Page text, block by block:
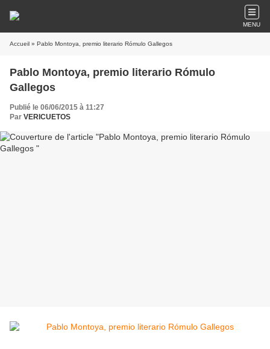
MENU
Accueil » Pablo Montoya, premio literario Rómulo Gallegos
Pablo Montoya, premio literario Rómulo
Gallegos
Publié le 06/06/2015 à 11:27
Par VERICUETOS